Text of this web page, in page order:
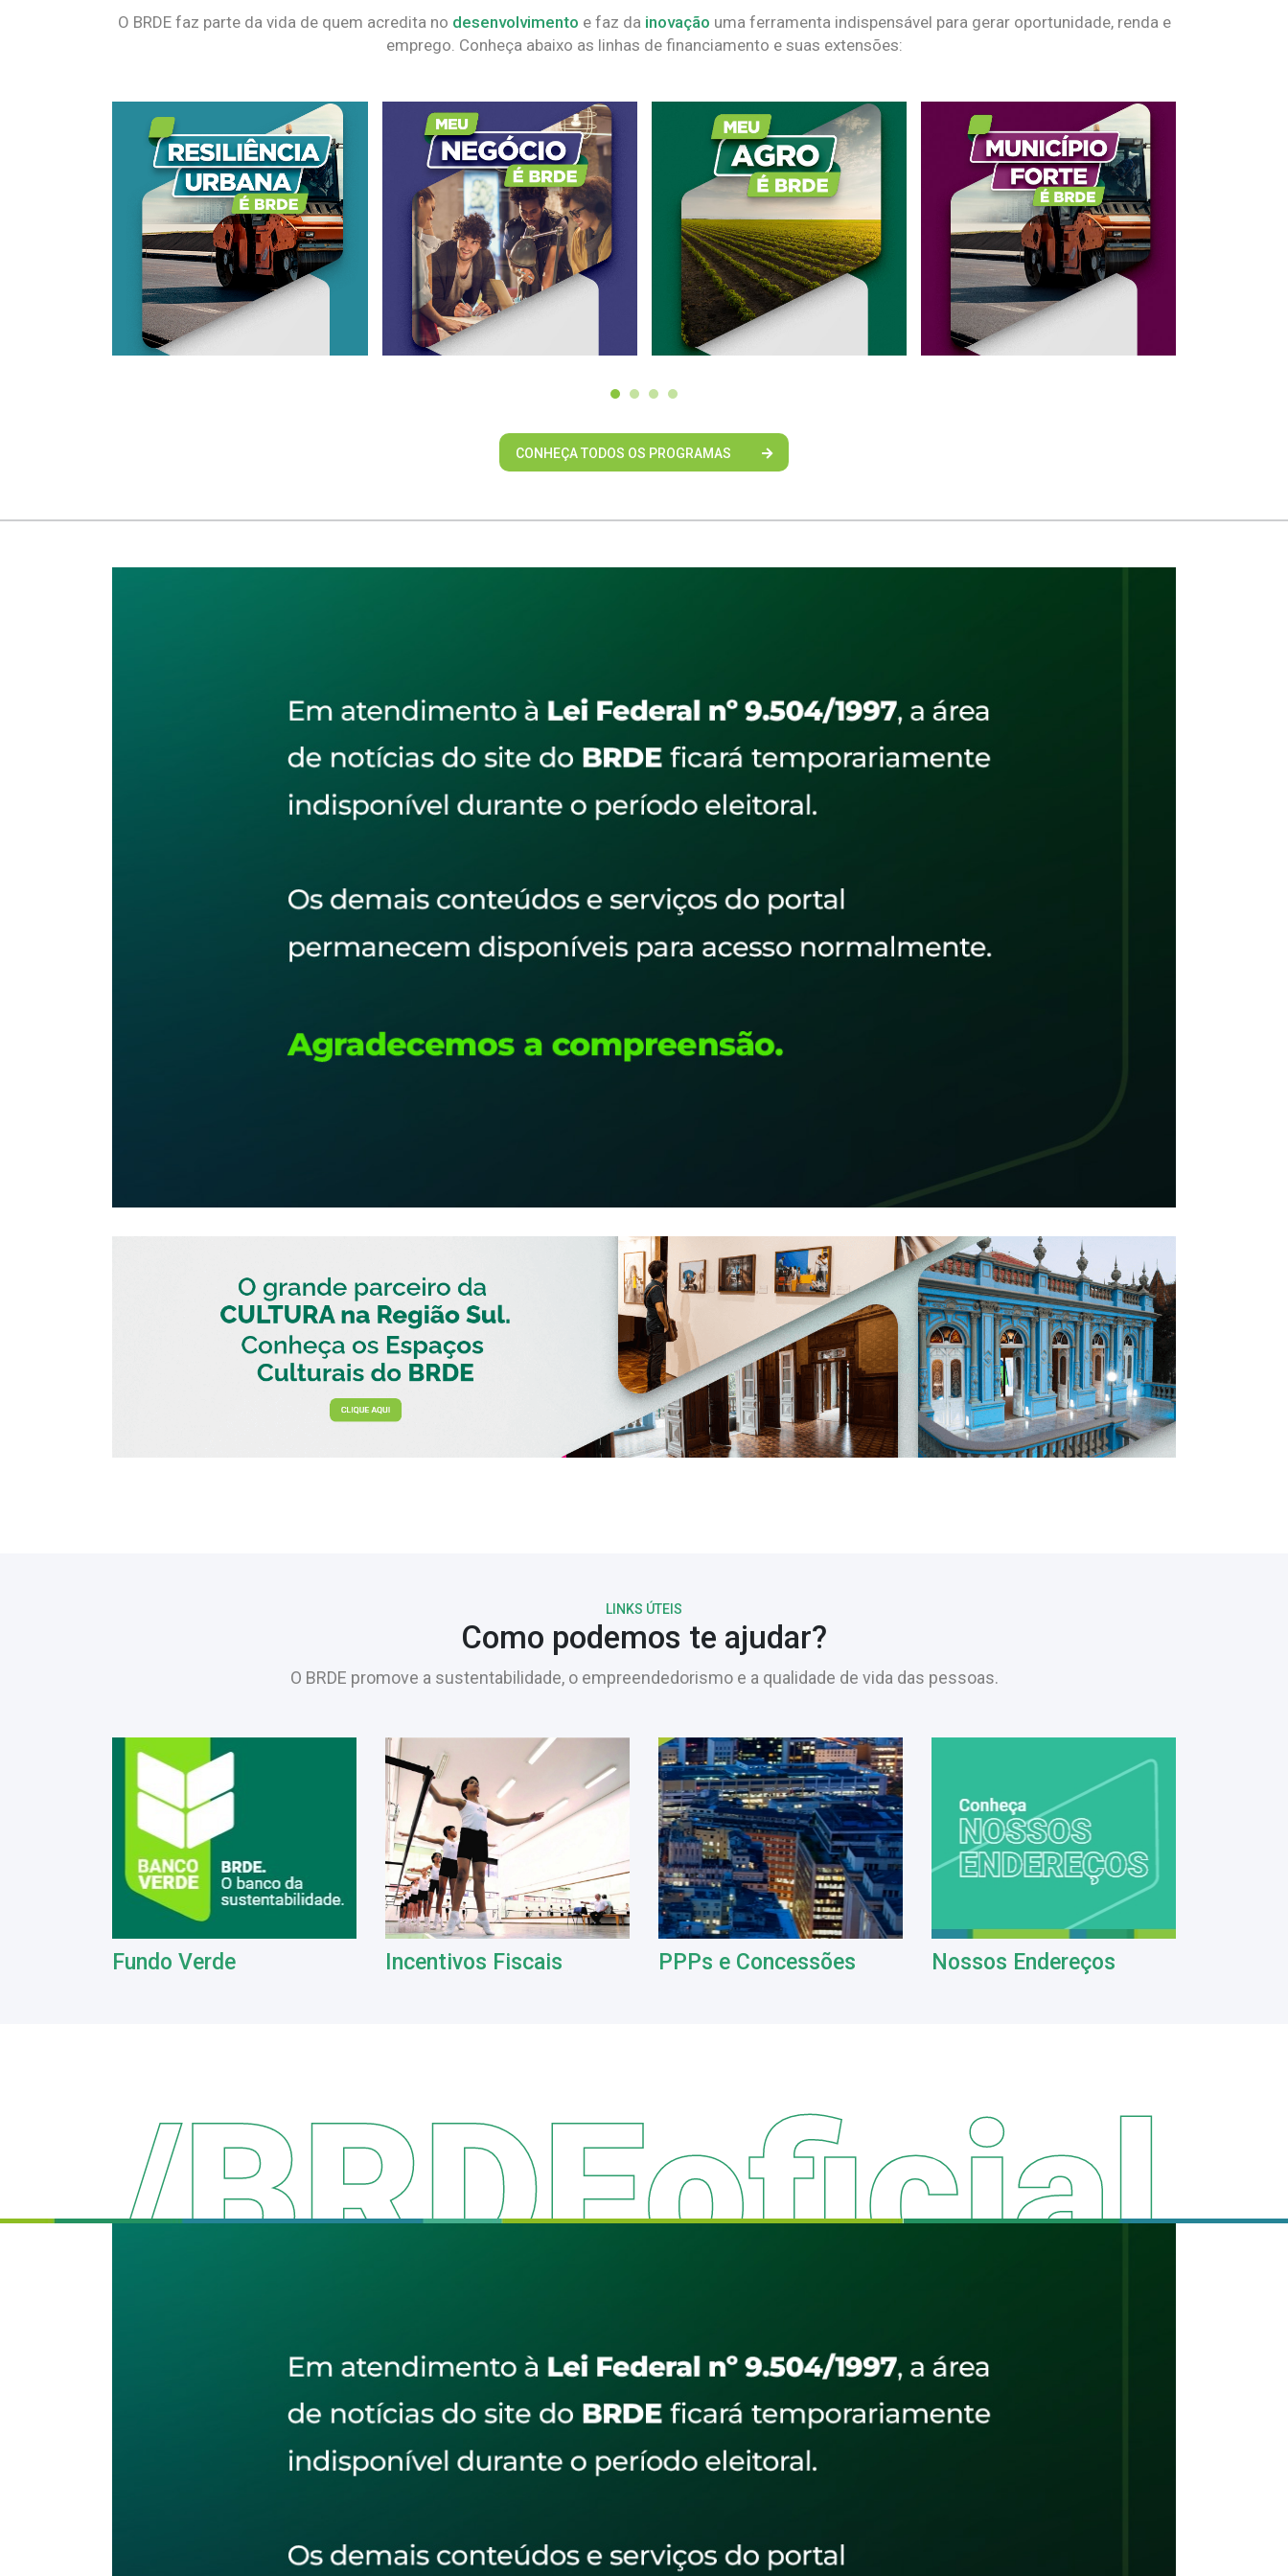
O BRDE faz parte da vida de quem acredita no desenvolvimento e faz da inovação uma ferramenta indispensável para gerar oportunidade, renda e
emprego. Conheça abaixo as linhas de financiamento e suas extensões:
CONHEÇA TODOS OS PROGRAMAS
LINKS ÚTEIS
Como podemos te ajudar?
O BRDE promove a sustentabilidade, o empreendedorismo e a qualidade de vida das pessoas.
Fundo Verde Incentivos Fiscais PPPs e Concessões Nossos Endereços